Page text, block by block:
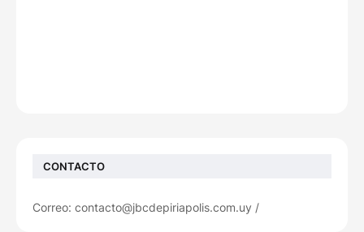
CONTACTO
Correo: contacto@jbcdepiriapolis.com.uy /